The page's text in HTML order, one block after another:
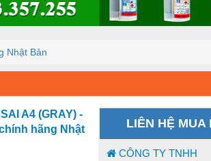
Nhật Bản
A4 (GRAY) -
hãng Nhật
LIÊN HỆ MUA
CÔNG TY TNHH